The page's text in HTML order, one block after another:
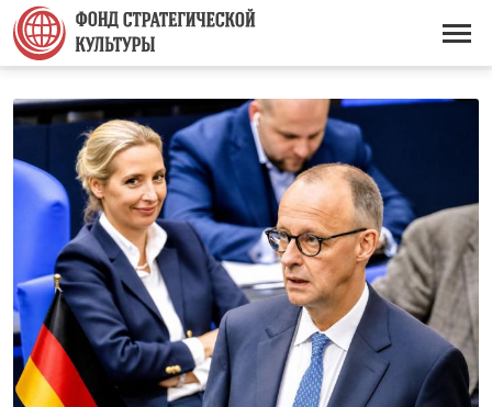
Перейти
основному
содержанию
Основная